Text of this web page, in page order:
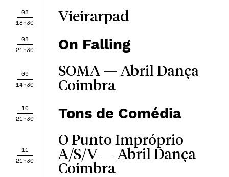
08
18h30
Vieirarpad
08
21h30
On Falling
09
14h30
SOMA — Abril Dança
Coimbra
10
21h30
Tons de Comédia
11
21h30
O Punto Impróprio
A/S/V — Abril Dança
Coimbra